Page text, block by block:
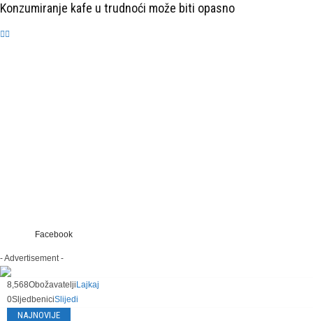
Konzumiranje kafe u trudnoći može biti opasno
Facebook
- Advertisement -
8,568Obožavatelji Lajkaj
0SljedbeniciSlijedi
NAJNOVIJE